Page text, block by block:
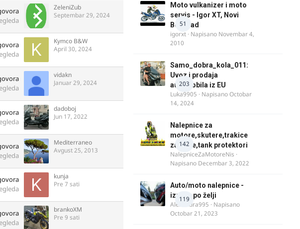
ZeleniZub
Septembar 29, 2024
Kymco B&W
April 30, 2024
vidakn
Januar 29, 2024
dadoboj
Jun 17, 2022
Mediterraneo
Avgust 25, 2013
kunja
Pre 7 sati
brankoXM
Pre 9 sati
51
Moto vulkanizer i moto
servis - Igor XT, Novi
Beograd
igorxt · Napisano Novembar 4,
2010
203
Samo_dobra_kola_011:
Uvoz i prodaja
automobila iz EU
Luka9905 · NapisanoOctobar
14, 2024
142
Nalepnice za
motore,skutere,trakice
za felne,tank protektori
NalepniceZaMotoreNis ·
Napisano Decembar 3, 2022
119
Auto/moto nalepnice -
izrada po želji
Alexandra995 · Napisano
Octobar 21, 2023